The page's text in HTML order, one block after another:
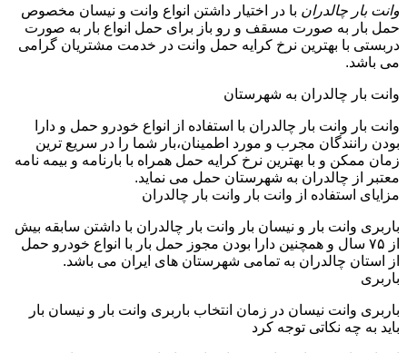
وانت بار چالدران با در اختیار داشتن انواع وانت و نیسان مخصوص
حمل بار به صورت مسقف و رو باز برای حمل انواع بار به صورت
دربستی با بهترین نرخ کرایه حمل وانت در خدمت مشتریان گرامی
می باشد.
وانت بار چالدران به شهرستان
وانت بار وانت بار چالدران با استفاده از انواع خودرو حمل و دارا
بودن رانندگان مجرب و مورد اطمینان،بار شما را در سریع ترین
زمان ممکن و با بهترین نرخ کرایه حمل همراه با بارنامه و بیمه نامه
معتبر از چالدران به شهرستان حمل می نماید.
مزایای استفاده از وانت بار وانت بار چالدران
باربری وانت بار و نیسان بار وانت بار چالدران با داشتن سابقه بیش
از ۷۵ سال و همچنین دارا بودن مجوز حمل بار با انواع خودرو حمل
از استان چالدران به تمامی شهرستان های ایران می باشد.
باربری
باربری وانت نیسان در زمان انتخاب باربری وانت بار و نیسان بار
باید به چه نکاتی توجه کرد